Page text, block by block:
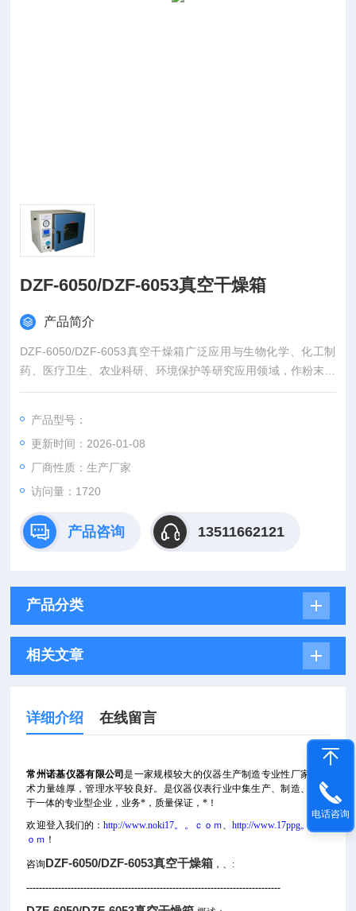
DZF-6050/DZF-6053真空干燥箱
产品简介
DZF-6050/DZF-6053真空干燥箱广泛应用与生物化学、化工制
药、医疗卫生、农业科研、环境保护等研究应用领域，作粉末干
燥、烘培以及各类玻璃容器的消毒和灭菌之用。
产品型号：
更新时间：2026-01-08
厂商性质：生产厂家
访问量：1720
产品咨询 13511662121
产品分类
相关文章
详细介绍 在线留言
常州诺基仪器有限公司是一家规模较大的仪器生产制造专业性厂家，技
术力量雄厚，管理水平较良好。是仪器仪表行业中集生产、制造、销售
于一体的专业型企业，业务*， 质量保证，*！
欢迎登入我们的：http://www.noki17。。ｃｏｍ、http://www.17ppg。。ｃ
ｏｍ ！
咨询DZF-6050/DZF-6053真空干燥箱 ，、:
--------------------------------------------------------------------------------
电话咨询